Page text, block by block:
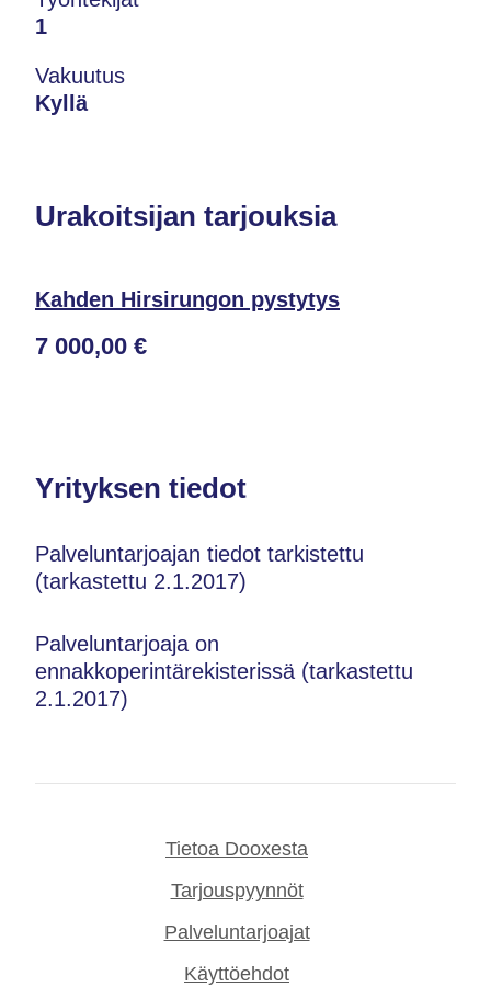
1
Vakuutus
Kyllä
Urakoitsijan tarjouksia
Kahden Hirsirungon pystytys
7 000,00 €
Yrityksen tiedot
Palveluntarjoajan tiedot tarkistettu
(tarkastettu 2.1.2017)
Palveluntarjoaja on
ennakkoperintärekisterissä (tarkastettu
2.1.2017)
Tietoa Dooxesta
Tarjouspyynnöt
Palveluntarjoajat
Käyttöehdot